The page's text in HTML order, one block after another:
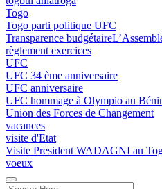
Togo
Togo parti politique UFC
Transparence
règlement exercices
UFC
UFC 34 ème anniversaire
UFC anniversaire
UFC hommage à Olympio au
Union des Forces de Changement
vacances
visite d'Etat
Visite President WADAGNI au
voeux